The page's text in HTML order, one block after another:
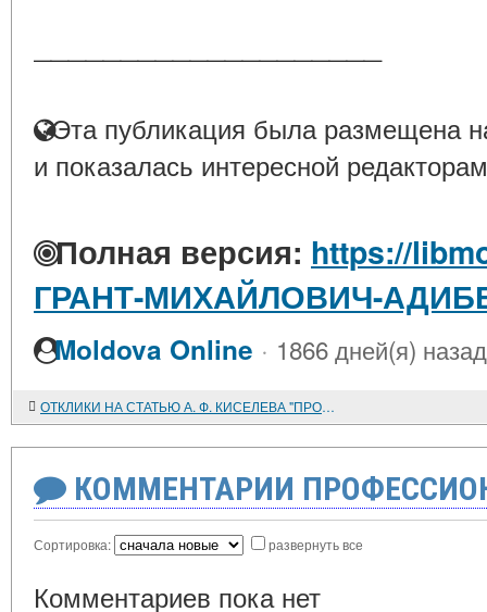
Эта публикация была размещена
и показалась интересной
Полная версия: https://
ГРАНТ-МИХАЙЛОВИЧ-
Moldova Online · 1866 дней(я) назад
ОТКЛИКИ НА СТАТЬЮ А. Ф. КИСЕЛЕВА "ПРОБЛЕМЫ ОБНОВЛЕНИЯ СОДЕРЖАНИЯ ОБРАЗОВАНИЯ"
КОММЕНТАРИИ
Сортировка: развернуть все
Комментариев пока нет